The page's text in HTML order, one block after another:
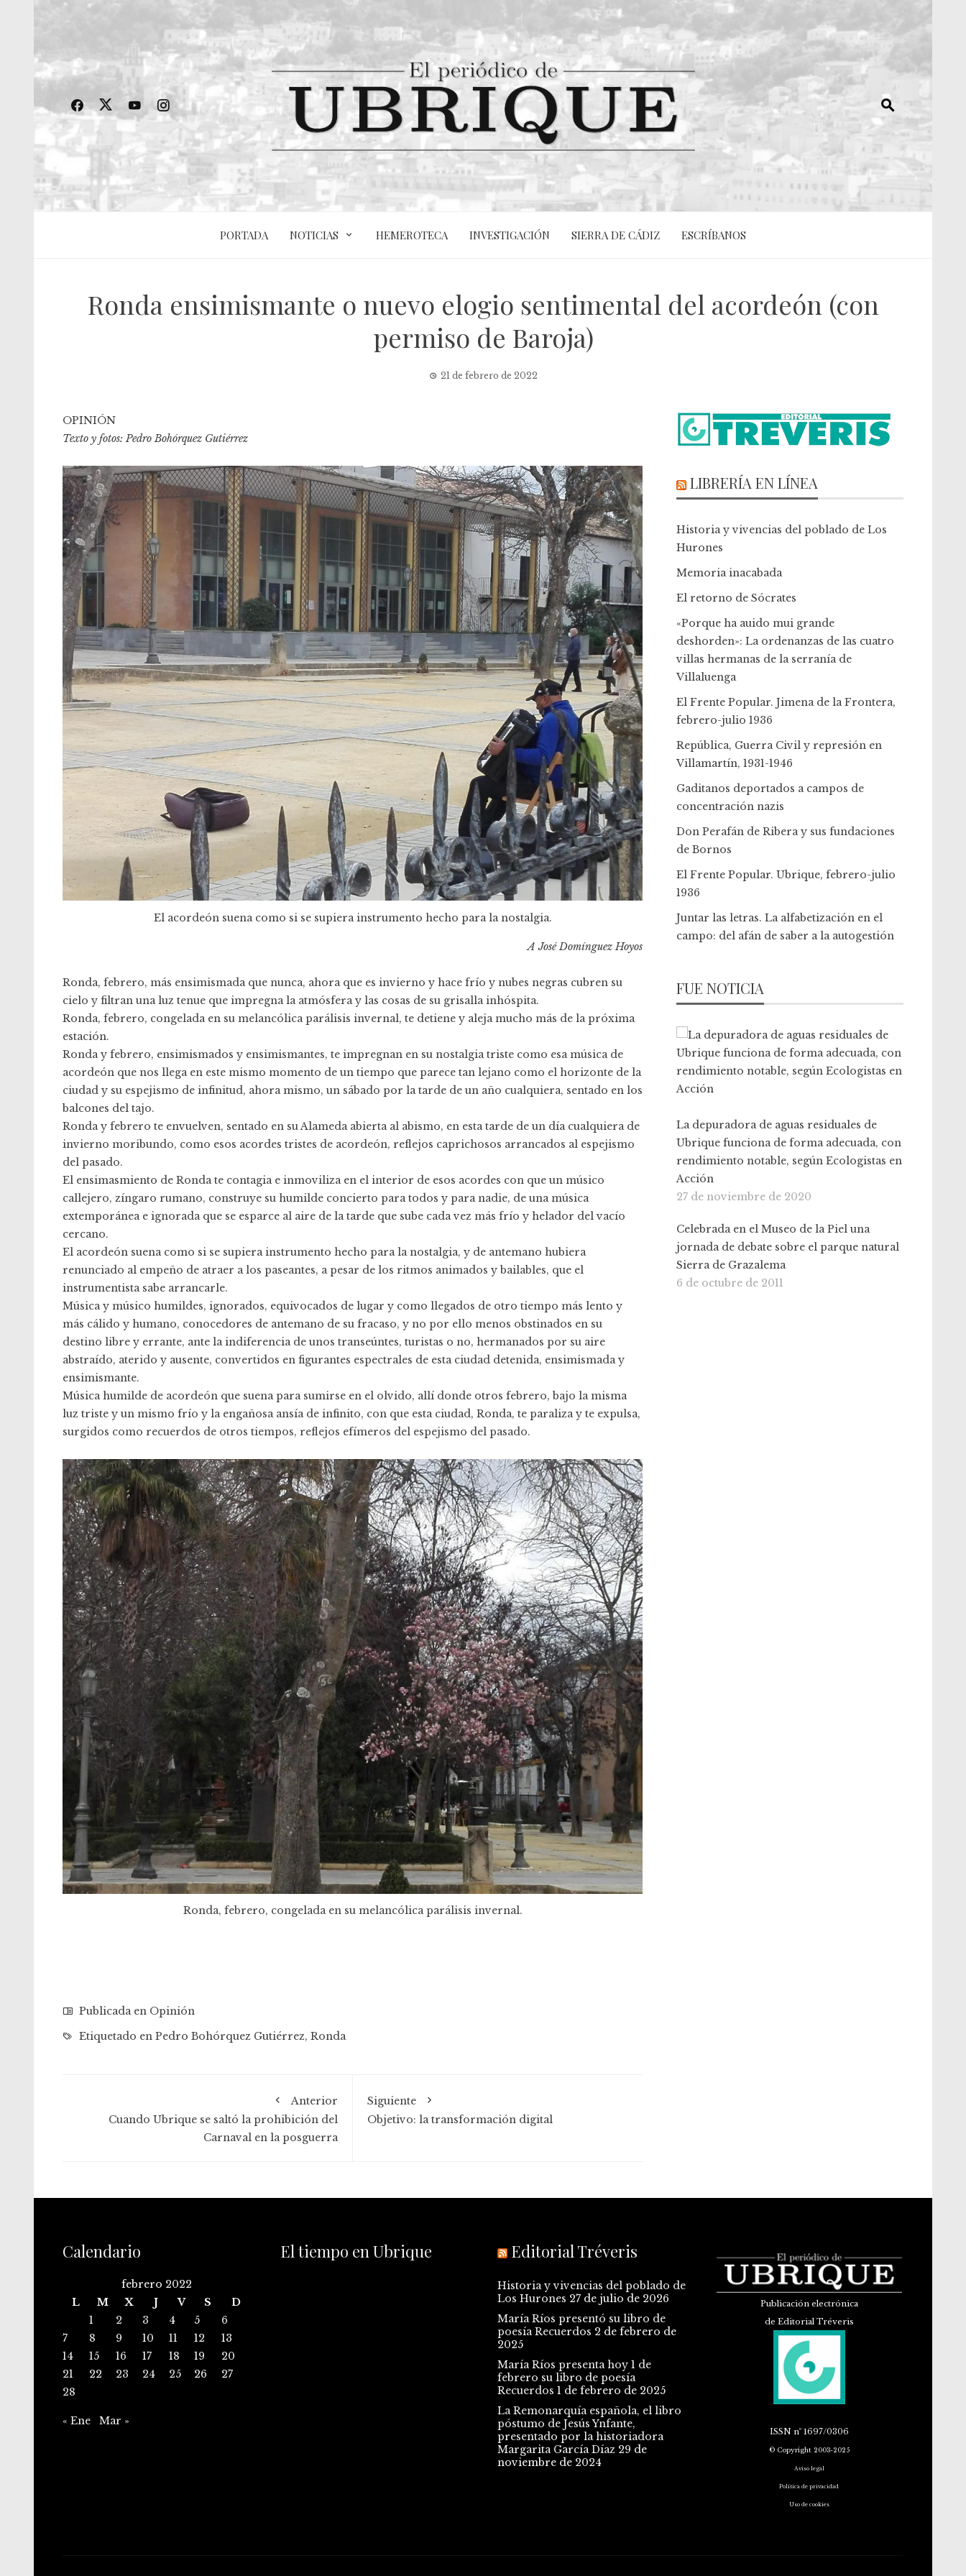
PORTADA NOTICIAS HEMEROTECA INVESTIGACIÓN SIERRA DE CÁDIZ ESCRÍBANOS
Ronda ensimismante o nuevo elogio sentimental del acordeón (con
permiso de Baroja)
21 de febrero de 2022
OPINIÓN
Texto y fotos: Pedro Bohórquez Gutiérrez
El acordeón suena como si se supiera instrumento hecho para la nostalgia.
A José Domínguez Hoyos
Ronda, febrero, más ensimismada que nunca, ahora que es invierno y hace frío y nubes negras cubren su
cielo y filtran una luz tenue que impregna la atmósfera y las cosas de su grisalla inhóspita.
Ronda, febrero, congelada en su melancólica parálisis invernal, te detiene y aleja mucho más de la próxima
estación.
Ronda y febrero, ensimismados y ensimismantes, te impregnan en su nostalgia triste como esa música de
acordeón que nos llega en este mismo momento de un tiempo que parece tan lejano como el horizonte de la
ciudad y su espejismo de infinitud, ahora mismo, un sábado por la tarde de un año cualquiera, sentado en los
balcones del tajo.
Ronda y febrero te envuelven, sentado en su Alameda abierta al abismo, en esta tarde de un día cualquiera de
invierno moribundo, como esos acordes tristes de acordeón, reflejos caprichosos arrancados al espejismo
del pasado.
El ensimasmiento de Ronda te contagia e inmoviliza en el interior de esos acordes con que un músico
callejero, zíngaro rumano, construye su humilde concierto para todos y para nadie, de una música
extemporánea e ignorada que se esparce al aire de la tarde que sube cada vez más frío y helador del vacío
cercano.
El acordeón suena como si se supiera instrumento hecho para la nostalgia, y de antemano hubiera
renunciado al empeño de atraer a los paseantes, a pesar de los ritmos animados y bailables, que el
instrumentista sabe arrancarle.
Música y músico humildes, ignorados, equivocados de lugar y como llegados de otro tiempo más lento y
más cálido y humano, conocedores de antemano de su fracaso, y no por ello menos obstinados en su
destino libre y errante, ante la indiferencia de unos transeúntes, turistas o no, hermanados por su aire
abstraído, aterido y ausente, convertidos en figurantes espectrales de esta ciudad detenida, ensimismada y
ensimismante.
Música humilde de acordeón que suena para sumirse en el olvido, allí donde otros febrero, bajo la misma
luz triste y un mismo frío y la engañosa ansía de infinito, con que esta ciudad, Ronda, te paraliza y te expulsa,
surgidos como recuerdos de otros tiempos, reflejos efímeros del espejismo del pasado.
Ronda, febrero, congelada en su melancólica parálisis invernal.
Publicada en Opinión
Etiquetado en Pedro Bohórquez Gutiérrez, Ronda
Anterior
Cuando Ubrique se saltó la prohibición del
Carnaval en la posguerra
Siguiente
Objetivo: la transformación digital
LIBRERÍA EN LÍNEA
Historia y vivencias del poblado de Los
Hurones
Memoria inacabada
El retorno de Sócrates
«Porque ha auido mui grande
deshorden»: La ordenanzas de las cuatro
villas hermanas de la serranía de
Villaluenga
El Frente Popular. Jimena de la Frontera,
febrero-julio 1936
República, Guerra Civil y represión en
Villamartín, 1931-1946
Gaditanos deportados a campos de
concentración nazis
Don Perafán de Ribera y sus fundaciones
de Bornos
El Frente Popular. Ubrique, febrero-julio
1936
Juntar las letras. La alfabetización en el
campo: del afán de saber a la autogestión
FUE NOTICIA
La depuradora de aguas residuales de
Ubrique funciona de forma adecuada, con
rendimiento notable, según Ecologistas en
Acción
27 de noviembre de 2020
Celebrada en el Museo de la Piel una
jornada de debate sobre el parque natural
Sierra de Grazalema
6 de octubre de 2011
Calendario
febrero 2022
L
M X J V S
D
1
2 3 4 5
6
7
8 9 10 11 12
13
14
15 16 17 18 19
20
21
22 23 24 25 26
27
28
« Ene Mar »
El tiempo en Ubrique Editorial Tréveris
Historia y vivencias del poblado de
Los Hurones 27 de julio de 2026
María Ríos presentó su libro de
poesía Recuerdos 2 de febrero de
2025
María Ríos presenta hoy 1 de
febrero su libro de poesía
Recuerdos 1 de febrero de 2025
La Remonarquía española, el libro
póstumo de Jesús Ynfante,
presentado por la historiadora
Margarita García Díaz 29 de
noviembre de 2024
Publicación electrónica
de Editorial Tréveris
ISSNnº 1697/0306
© Copyright 2003-2025
Aviso legal
Política de privacidad
Uso de cookies